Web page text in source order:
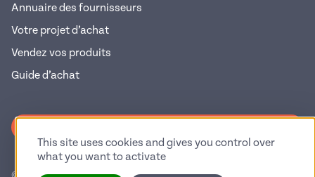
Annuaire des fournisseurs
Votre projet d’achat
Vendez vos produits
Guide d’achat
This site uses cookies and gives you control over
what you want to activate